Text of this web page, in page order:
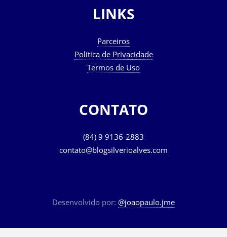
LINKS
Parceiros
Política de Privacidade
Termos de Uso
CONTATO
(84) 9 9136-2883
contato@blogsilverioalves.com
Desenvolvido por: @joaopaulo.jme